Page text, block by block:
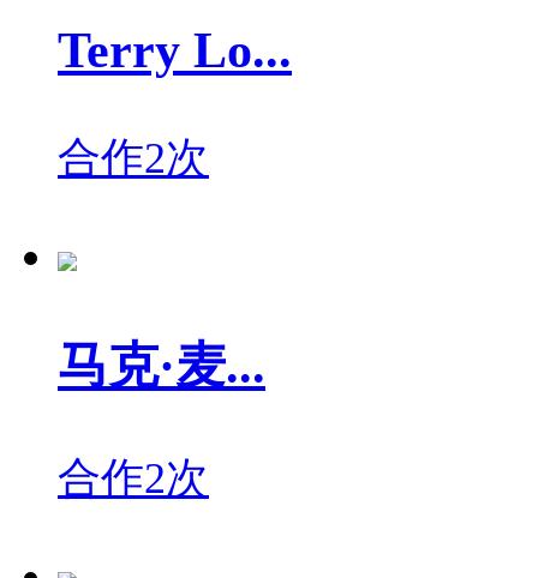
Terry Lo...
合作2次
马克·麦...
合作2次